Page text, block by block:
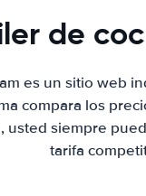
de
es un sitio web
compara los
usted siempre
tarifa